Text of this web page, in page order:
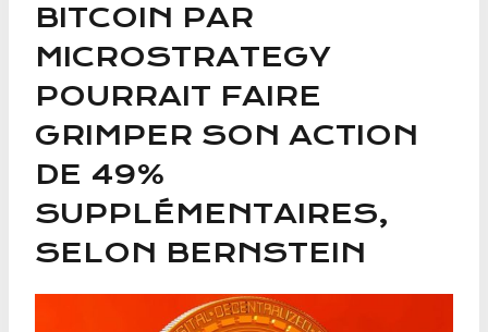
BITCOIN PAR
MICROSTRATEGY
POURRAIT FAIRE
GRIMPER SON ACTION
DE 49%
SUPPLÉMENTAIRES,
SELON BERNSTEIN